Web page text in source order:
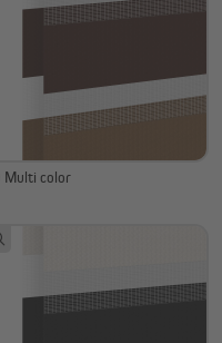
Multi color